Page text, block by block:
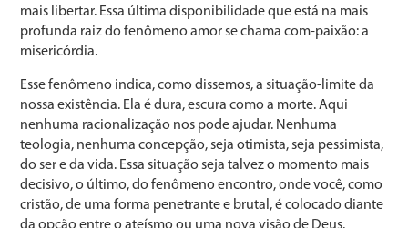
mais libertar. Essa última disponibilidade que está na mais
profunda raiz do fenômeno amor se chama com-paixão: a
misericórdia.
Esse fenômeno indica, como dissemos, a situação-limite da
nossa existência. Ela é dura, escura como a morte. Aqui
nenhuma racionalização nos pode ajudar. Nenhuma
teologia, nenhuma concepção, seja otimista, seja pessimista,
do ser e da vida. Essa situação seja talvez o momento mais
decisivo, o último, do fenômeno encontro, onde você, como
cristão, de uma forma penetrante e brutal, é colocado diante
da opção entre o ateísmo ou uma nova visão de Deus.